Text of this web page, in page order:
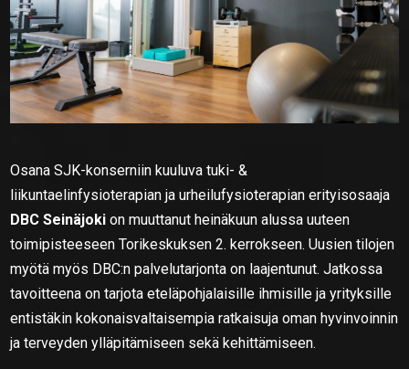
Osana SJK-konserniin kuuluva tuki- &
liikuntaelinfysioterapian ja urheilufysioterapian erityisosaaja
DBC Seinäjoki on muuttanut heinäkuun alussa uuteen
toimipisteeseen Torikeskuksen 2. kerrokseen. Uusien tilojen
myötä myös DBC:n palvelutarjonta on laajentunut. Jatkossa
tavoitteena on tarjota eteläpohjalaisille ihmisille ja yrityksille
entistäkin kokonaisvaltaisempia ratkaisuja oman hyvinvoinnin
ja terveyden ylläpitämiseen sekä kehittämiseen.